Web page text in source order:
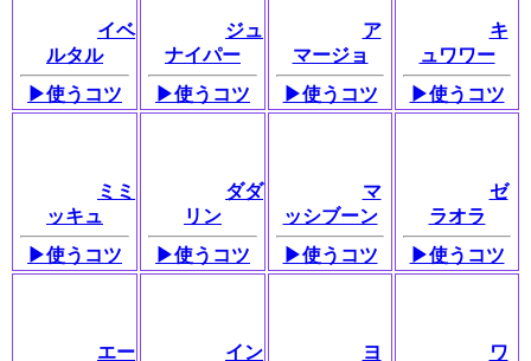
イベ
ルタル
▶使うコツ
ジュ
ナイパー
▶使うコツ
ア
マージョ
▶使うコツ
キ
ュワワー
▶使うコツ
ミミ
ッキュ
▶使うコツ
ダダ
リン
▶使うコツ
マ
ッシブーン
▶使うコツ
ゼ
ラオラ
▶使うコツ
エー
イン
ヨ
ワ